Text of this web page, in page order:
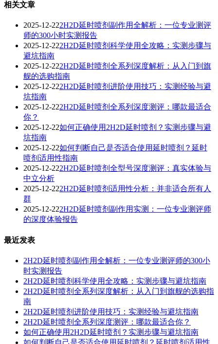
相关文章
2025-12-222H2D延时喷剂副作用全解析：一位专业测评
师的300小时实测报告
2025-12-222H2D延时喷剂科学使用全攻略：实测步骤与
避坑指南
2025-12-222H2D延时喷剂全系列深度解析：从入门到旗
舰的选购指南
2025-12-222H2D延时喷剂进阶使用技巧：实测经验与避
坑指南
2025-12-222H2D延时喷剂全系列深度测评：哪款最适合
你？
2025-12-22如何正确使用2H2D延时喷剂？实测步骤与避
坑指南
2025-12-22如何判断自己是否适合使用延时喷剂？延时
喷剂适用性指南
2025-12-222H2D延时喷剂全型号深度测评：真实体验与
中立分析
2025-12-222H2D延时喷剂适用性分析：并非适合所有人
群
2025-12-222H2D延时喷剂副作用实测：一位专业测评师
的深度体验报告
最近发表
2H2D延时喷剂副作用全解析：一位专业测评师的300小
时实测报告
2H2D延时喷剂科学使用全攻略：实测步骤与避坑指南
2H2D延时喷剂全系列深度解析：从入门到旗舰的选购指
南
2H2D延时喷剂进阶使用技巧：实测经验与避坑指南
2H2D延时喷剂全系列深度测评：哪款最适合你？
如何正确使用2H2D延时喷剂？实测步骤与避坑指南
如何判断自己是否适合使用延时喷剂？延时喷剂适用性